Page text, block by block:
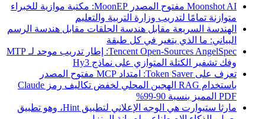
Moonshot AI مفتوح المصدر MoonEP: مكتبة موازية للخبراء
متوازنة تمامًا لتدريب وزارة التربية والتعليم
الهندسة السريعة مقابل هندسة الحلقات مقابل هندسة الرسم
البياني: ما الذي يتغير في كل طبقة
Tencent Open-Sources AngelSpec: إطار تدريب موحد لـ MTP
وفك تشفير الكتلة المتوازي على نماذج Hy3
تعرف على Token Saver: امتداد MCP مفتوح المصدر
باستخدام RAG الهجين المحلي لخفض تكاليف رمز Claude
PDF المميز بنسبة 90-99%
مارثا ستيوارت هي الوجه الإعلاني لتطبيق Hint، وهو تطبيق